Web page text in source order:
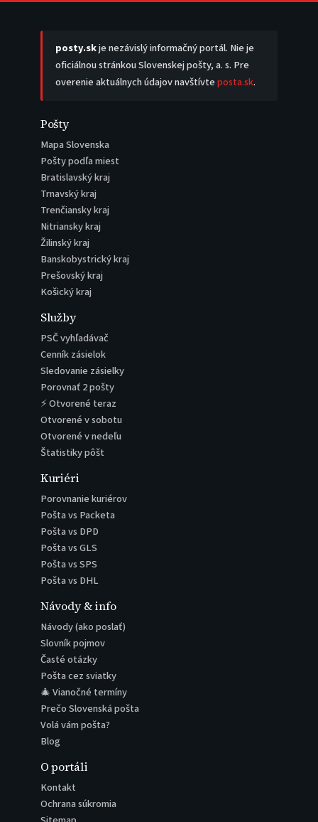
posty.skje nezávislý informačný portál. Nie je
oficiálnou stránkou Slovenskej pošty, a. s. Pre
overenie aktuálnych údajov navštívteposta.sk.
Pošty
Mapa Slovenska
Pošty podľa miest
Bratislavský kraj
Trnavský kraj
Trenčiansky kraj
Nitriansky kraj
Žilinský kraj
Banskobystrický kraj
Prešovský kraj
Košický kraj
Služby
PSČ vyhľadávač
Cenník zásielok
Sledovanie zásielky
Porovnať 2 pošty
⚡ Otvorené teraz
Otvorené v sobotu
Otvorené v nedeľu
Štatistiky pôšt
Kuriéri
Porovnanie kuriérov
Pošta vs Packeta
Pošta vs DPD
Pošta vs GLS
Pošta vs SPS
Pošta vs DHL
Návody & info
Návody (ako poslať)
Slovník pojmov
Časté otázky
Pošta cez sviatky
🎄 Vianočné termíny
Prečo Slovenská pošta
Volá vám pošta?
Blog
O portáli
Kontakt
Ochrana súkromia